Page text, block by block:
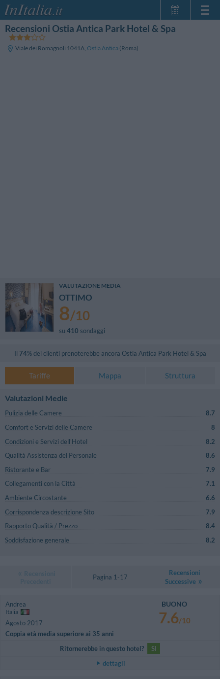
Home Page
Recensioni Ostia Antica Park Hotel & Spa
Viale dei Romagnoli 1041A, Ostia Antica (Roma)
VALUTAZIONE MEDIA
OTTIMO
8/10
su 410 sondaggi
Il 74% dei clienti prenoterebbe ancora Ostia Antica Park Hotel & Spa
Tariffe Mappa Struttura
Valutazioni Medie
Pulizia delle Camere
8.7
Comfort e Servizi delle Camere
8
Condizioni e Servizi dell'Hotel
8.2
Qualità Assistenza del Personale
8.6
Ristorante e Bar
7.9
Collegamenti con la Città
7.1
Ambiente Circostante
6.6
Corrispondenza descrizione Sito
7.9
Rapporto Qualità / Prezzo
8.4
Soddisfazione generale
8.2
Pagina 1-17
Recensioni
Successive
Andrea
Italia
Agosto 2017
Coppia età media superiore ai 35 anni
BUONO
7.6/10
Ritornerebbe in questo hotel?
SI
dettagli